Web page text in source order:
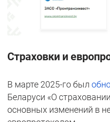
Страховки и
В марте 2025-го был
Беларуси «О
основных изменений в